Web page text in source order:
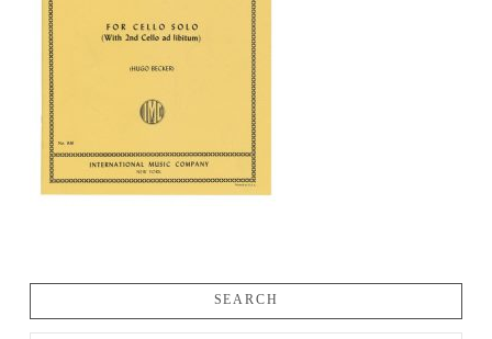
SEARCH